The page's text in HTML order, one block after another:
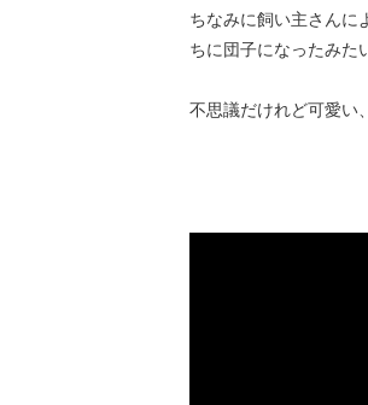
ちなみに飼い主さんに
ちに団子になったみた
不思議だけれど可愛い